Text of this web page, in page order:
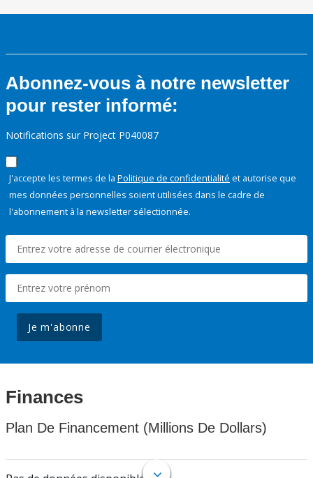
Abonnez-vous à notre newsletter
pour rester informé:
Notifications sur Project P040087
J'accepte les termes de la Politique de confidentialité et autorise que
mes données personnelles soient utilisées dans le cadre de
l'abonnement à la newsletter sélectionnée.
Je m'abonne
Finances
Plan De Financement (Millions De Dollars)